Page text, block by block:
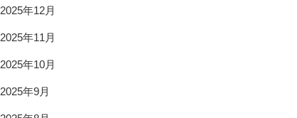
2025年12月
2025年11月
2025年10月
2025年9月